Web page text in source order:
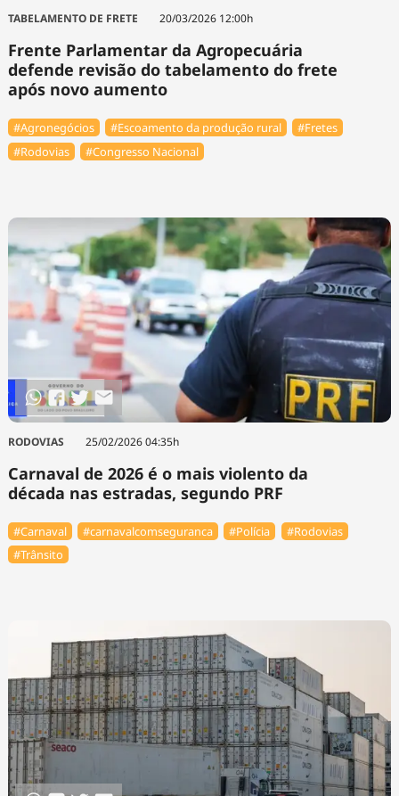
TABELAMENTO DE FRETE 20/03/2026 12:00h
Frente Parlamentar da Agropecuária
defende revisão do tabelamento do frete
após novo aumento
#Agronegócios #Escoamento da produção rural
#Fretes
#Rodovias
#Congresso Nacional
RODOVIAS 25/02/2026 04:35h
Carnaval de 2026 é o mais violento da
década nas estradas, segundo PRF
#Carnaval #carnavalcomseguranca #Polícia
#Rodovias
#Trânsito